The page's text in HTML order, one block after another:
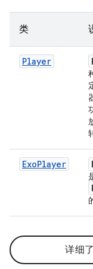
类
Player
ExoPlayer
详细